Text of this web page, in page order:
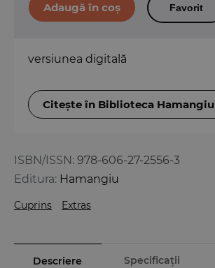
ISBN/ISSN: 978-606-27-2556-3
Editura: Hamangiu
Cuprins Extras
Favorit
versiunea digitală
Citește în Biblioteca Hamangiu
Descriere
Specificații